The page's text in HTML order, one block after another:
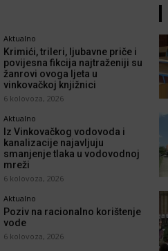
Aktualno
Krimići, trileri, ljubavne priče i
povijesna fikcija najtraženiji su
žanrovi ovoga ljeta u
vinkovačkoj knjižnici
6 kolovoza, 2026
Aktualno
Iz Vinkovačkog vodovoda i
kanalizacije najavljuju
smanjenje tlaka u vodovodnoj
mreži
6 kolovoza, 2026
Aktualno
Poziv na racionalno korištenje
vode
6 kolovoza, 2026